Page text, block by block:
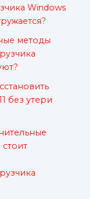
Windows
методы
без утери